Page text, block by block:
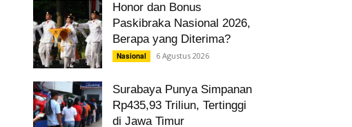
Honor dan Bonus
Paskibraka Nasional 2026,
Berapa yang Diterima?
Nasional 6 Agustus 2026
Surabaya Punya Simpanan
Rp435,93 Triliun, Tertinggi
di Jawa Timur